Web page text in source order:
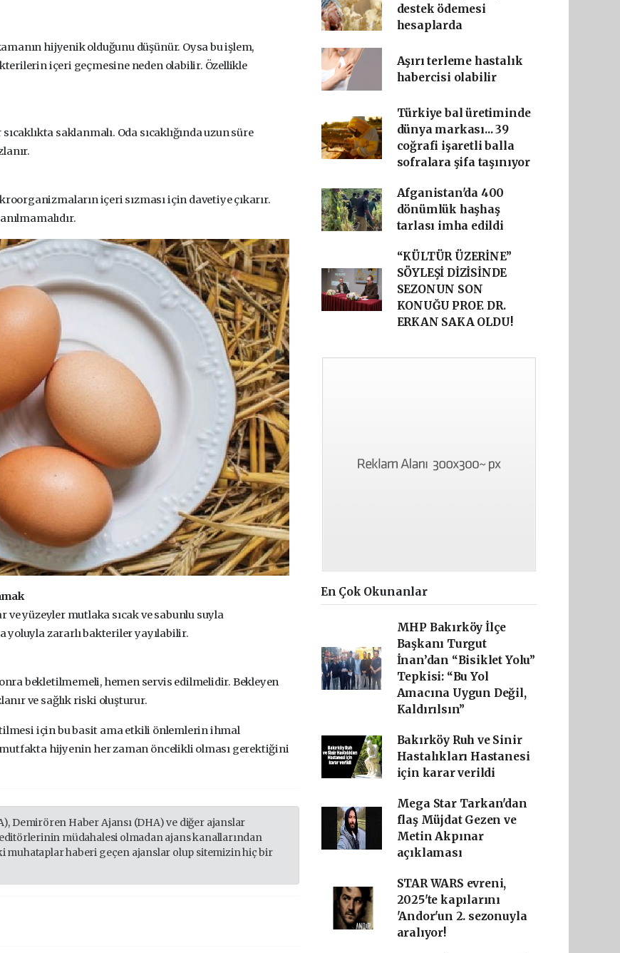
hijyenik olduğunu düşünür. Oysa bu işlem,
içeri geçmesine neden olabilir. Özellikle
saklanmalı. Oda sıcaklığında uzun süre
içeri sızması için davetiye çıkarır.
ve yüzeyler mutlaka sıcak ve sabunlu suyla
yoluyla zararlı bakteriler yayılabilir.
bekletilmemeli, hemen servis edilmelidir. Bekleyen
ve sağlık riski oluşturur.
için bu basit ama etkili önlemlerin ihmal
hijyenin her zaman öncelikli olması gerektiğini
Demirören Haber Ajansı (DHA) ve diğer ajanslar
müdahalesi olmadan ajans kanallarından
muhataplar haberi geçen ajanslar olup sitemizin hiç bir
destek ödemesi
hesaplarda
Aşırı terleme hastalık
habercisi olabilir
Türkiye bal üretiminde
dünya markası... 39
coğrafi işaretli balla
sofralara şifa taşınıyor
Afganistan'da 400
dönümlük haşhaş
tarlası imha edildi
“KÜLTÜR ÜZERİNE”
SÖYLEŞİ DİZİSİNDE
SEZONUN SON
KONUĞU PROF. DR.
ERKAN SAKA OLDU!
En Çok Okunanlar
MHP Bakırköy İlçe
Başkanı Turgut
İnan’dan “Bisiklet Yolu”
Tepkisi: “Bu Yol
Amacına Uygun Değil,
Kaldırılsın”
Bakırköy Ruh ve Sinir
Hastalıkları Hastanesi
için karar verildi
Mega Star Tarkan'dan
flaş Müjdat Gezen ve
Metin Akpınar
açıklaması
STAR WARS evreni,
2025'te kapılarını
'Andor'un 2. sezonuyla
aralıyor!